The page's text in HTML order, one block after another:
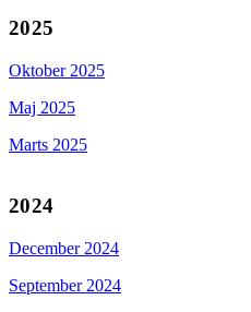
2025
Oktober 2025
Maj 2025
Marts 2025
2024
December 2024
September 2024